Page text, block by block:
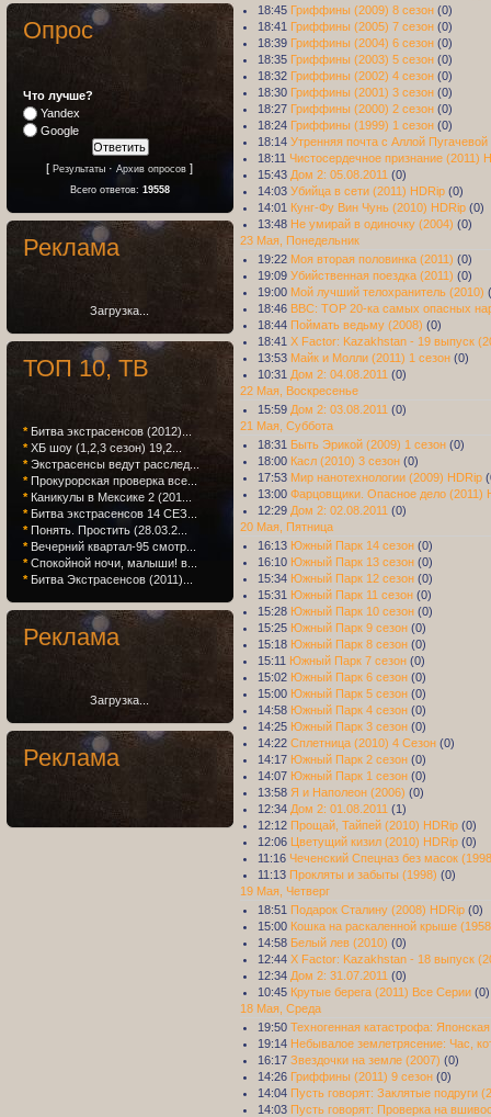
18:45 Гриффины (2009) 8 сезон (0)
18:41 Гриффины (2005) 7 сезон (0)
18:39 Гриффины (2004) 6 сезон (0)
18:35 Гриффины (2003) 5 сезон (0)
18:32 Гриффины (2002) 4 сезон (0)
18:30 Гриффины (2001) 3 сезон (0)
18:27 Гриффины (2000) 2 сезон (0)
18:24 Гриффины (1999) 1 сезон (0)
18:14 Утренняя почта с Аллой
18:11 Чистосердечное признание (2011)
15:43 Дом 2: 05.08.2011 (0)
14:03 Убийца в сети (2011) HDRip (0)
14:01 Кунг-Фу Вин Чунь (2010) HDRip (0)
13:48 Не умирай в одиночку (2004) (0)
23 Мая, Понедельник
19:22 Моя вторая половинка (2011) (0)
19:09 Убийственная поездка (2011) (0)
19:00 Мой лучший телохранитель (2010)
18:46 BBC: TOP 20-ка самых опасных
18:44 Поймать ведьму (2008) (0)
18:41 X Factor: Kazakhstan - 19 выпуск
13:53 Майк и Молли (2011) 1 сезон (0)
10:31 Дом 2: 04.08.2011 (0)
22 Мая, Воскресенье
15:59 Дом 2: 03.08.2011 (0)
21 Мая, Суббота
18:31 Быть Эрикой (2009) 1 сезон (0)
18:00 Касл (2010) 3 сезон (0)
17:53 Мир нанотехнологии (2009) HDRip
13:00 Фарцовщики. Опасное дело (2011)
12:29 Дом 2: 02.08.2011 (0)
20 Мая, Пятница
16:13 Южный Парк 14 сезон (0)
16:10 Южный Парк 13 сезон (0)
15:34 Южный Парк 12 сезон (0)
15:31 Южный Парк 11 сезон (0)
15:28 Южный Парк 10 сезон (0)
15:25 Южный Парк 9 сезон (0)
15:18 Южный Парк 8 сезон (0)
15:11 Южный Парк 7 сезон (0)
15:02 Южный Парк 6 сезон (0)
15:00 Южный Парк 5 сезон (0)
14:58 Южный Парк 4 сезон (0)
14:25 Южный Парк 3 сезон (0)
14:22 Сплетница (2010) 4 Сезон (0)
14:17 Южный Парк 2 сезон (0)
14:07 Южный Парк 1 сезон (0)
13:58 Я и Наполеон (2006) (0)
12:34 Дом 2: 01.08.2011 (1)
12:12 Прощай, Тайпей (2010) HDRip (0)
12:06 Цветущий кизил (2010) HDRip (0)
11:16 Чеченский Спецназ без масок
11:13 Прокляты и забыты (1998) (0)
19 Мая, Четверг
18:51 Подарок Сталину (2008) HDRip (0)
15:00 Кошка на раскаленной крыше
14:58 Белый лев (2010) (0)
12:44 X Factor: Kazakhstan - 18 выпуск
12:34 Дом 2: 31.07.2011 (0)
10:45 Крутые берега (2011) Все Серии (0)
18 Мая, Среда
19:50 Техногенная катастрофа:
19:14 Небывалое землетрясение: Час,
16:17 Звездочки на земле (2007) (0)
14:26 Гриффины (2011) 9 сезон (0)
14:04 Пусть говорят: Заклятые подруги
14:03 Пусть говорят: Проверка на
Опрос
Что лучше?
Yandex
Google
[Результаты ·Архив опросов ]
Всего ответов: 19558
Реклама
Загрузка...
ТОП 10, ТВ
* Битва экстрасенсов (2012)...
* ХБ шоу (1,2,3 сезон) 19,2...
* Экстрасенсы ведут расслед...
* Прокурорская проверка все...
* Каникулы в Мексике 2 (201...
* Битва экстрасенсов 14 СЕЗ...
* Понять. Простить (28.03.2...
* Вечерний квартал-95 смотр...
* Спокойной ночи, малыши! в...
* Битва Экстрасенсов (2011)...
Реклама
Загрузка...
Реклама